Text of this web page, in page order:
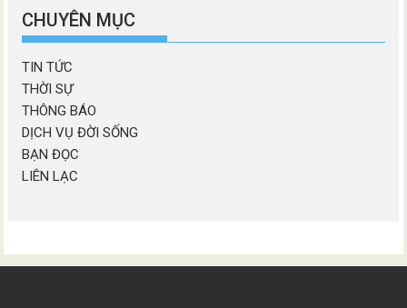
mục
CHUYÊN MỤC
TIN TỨC
THỜI SỰ
THÔNG BÁO
DỊCH VỤ ĐỜI SỐNG
BẠN ĐỌC
LIÊN LẠC